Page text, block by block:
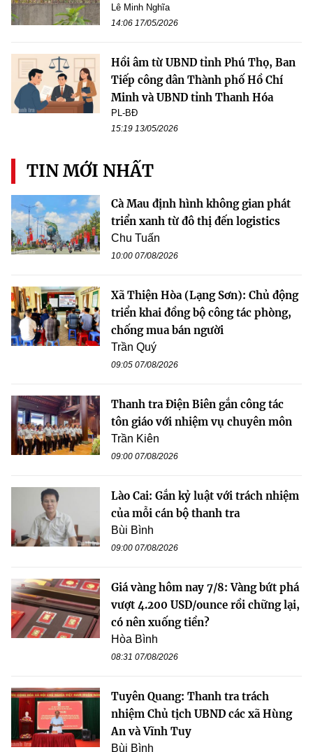
Lê Minh Nghĩa
14:06 17/05/2026
Hồi âm từ UBND tỉnh Phú Thọ, Ban
Tiếp công dân Thành phố Hồ Chí
Minh và UBND tỉnh Thanh Hóa
PL-BĐ
15:19 13/05/2026
TIN MỚI NHẤT
Cà Mau định hình không gian phát
triển xanh từ đô thị đến logistics
Chu Tuấn
10:00 07/08/2026
Xã Thiện Hòa (Lạng Sơn): Chủ động
triển khai đồng bộ công tác phòng,
chống mua bán người
Trần Quý
09:05 07/08/2026
Thanh tra Điện Biên gắn công tác
tôn giáo với nhiệm vụ chuyên môn
Trần Kiên
09:00 07/08/2026
Lào Cai: Gắn kỷ luật với trách nhiệm
của mỗi cán bộ thanh tra
Bùi Bình
09:00 07/08/2026
Giá vàng hôm nay 7/8: Vàng bứt phá
vượt 4.200 USD/ounce rồi chững lại,
có nên xuống tiền?
Hòa Bình
08:31 07/08/2026
Tuyên Quang: Thanh tra trách
nhiệm Chủ tịch UBND các xã Hùng
An và Vĩnh Tuy
Bùi Bình